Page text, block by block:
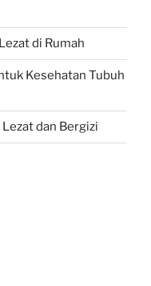
di Rumah
Kesehatan Tubuh
dan Bergizi